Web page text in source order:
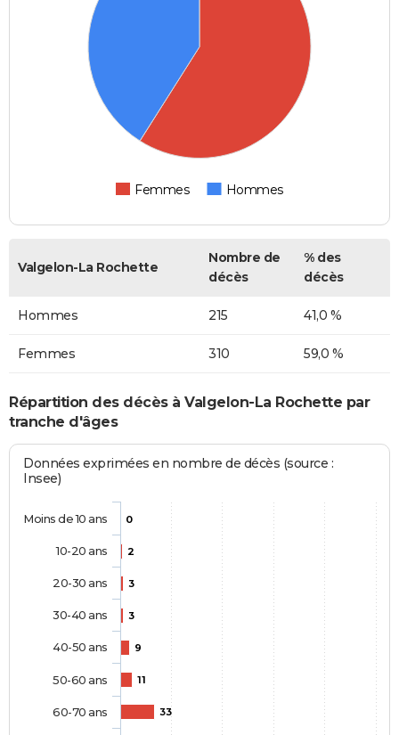
Femmes Hommes
Valgelon-La Rochette
Nombre de
décès
% des
décès
Hommes 215 41,0 %
Femmes 310 59,0 %
Répartition des décès à Valgelon-La Rochette par
tranche d'âges
Données exprimées en nombre de décès (source :
Insee)
0
2
3
3
9
11
33
Moins de 10 ans
10-20 ans
20-30 ans
30-40 ans
40-50 ans
50-60 ans
60-70 ans